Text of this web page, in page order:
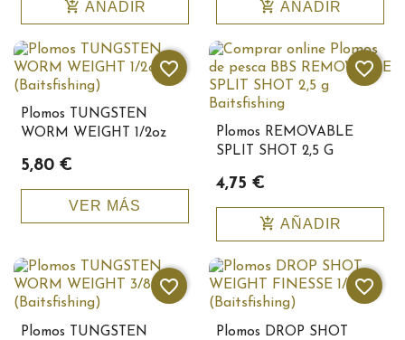
add_shopping_cart AÑADIR add_shopping_cart AÑADIR
Plomos TUNGSTEN
WORM WEIGHT 1/2oz
5,80 €
VER MÁS
favorite_border
Plomos REMOVABLE
SPLIT SHOT 2,5 G
4,75 €
add_shopping_cart AÑADIR
favorite_border
Plomos TUNGSTEN
favorite_border
Plomos DROP SHOT
favorite_border